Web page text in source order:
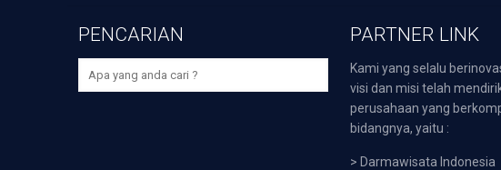
PENCARIAN PARTNER LINK
Kami yang selalu
visi dan misi telah
perusahaan yang
bidangnya, yaitu :
> Darmawisata Indonesia